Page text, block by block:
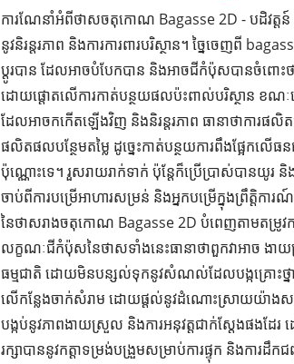
ការណែនាំអំពីថាសចតុកោណ Bagasse 2D - បដិវត្
នូវនិរន្តរភាព និងការការពារបរិស្ថាន។ ច្នៃចេញពី
ប្តូរបាន ដែលអាចបំបែកបាន និងអាចជីកំប៉ុសបានចំពោះ
ដោយផ្តោតលើការកាត់បន្ថយផលប៉ះពាល់បរិស្ថាន ខណៈ
ដែលអាចកកើតឡើងវិញ និងនិរន្តរភាព ធានាថាការផ
ផលិតផលបន្ថែមតម្លៃ ដូច្នេះកាត់បន្ថយការពឹងផ្អែក
ប៉ុណ្ណោះទេ។ រួសរាយរាក់ទាក់ ប៉ុន្តែក៏ប្រើប្រាស់បានយូរ និ
ចាប់ពីការបម្រើអាហារសម្រន់ និងអ្នកបម្រើក្នុងព្រឹត្តិ
នៃថាសរាងចតុកោណ Bagasse 2D បំពេញតាមតម្រូវ
លក្ខណៈជីកំប៉ុសនៃថាសទាំងនេះធានាថាពួកវាអាច ងា
ធម្មជាតិ ដោយមិនបន្សល់ទុកនូវសំណល់ដែលបង្កគ្រោះថ្នាក់។
លើកន្លែងចាក់សំរាម ដោយផ្តល់នូវដំណោះស្រាយយ៉ាង
បង្កប់នូវភាពងាយស្រួល និងការអនុវត្តជាក់ស្តែងផងដែ
រក្សាបាននូវកត្តាទម្រង់បង្រួមសម្រាប់ការផ្ទុក និងការ